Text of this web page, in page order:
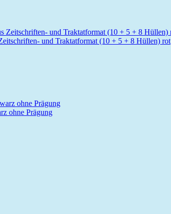
und Traktatformat (10 + 5 + 8 Hüllen) rot
ohne Prägung